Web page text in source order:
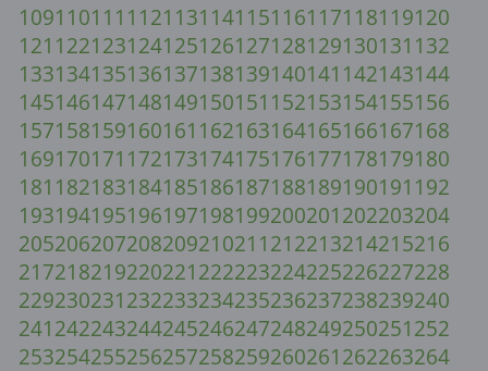
109110111 112113114115116117118119120
121 122123124125126127128129130131 132
133134135136137138139140141 142143144
145146147148149150151 152153154155156
157158159160161 162163164165166167168
169170171 172173174175176177178179180
181 182183184185186187188189190191 192
193194195196197198199200201202203204
205206207208209210211212213214215216
217218219220221222223224225226227228
229230231232233234235236237238239240
241242243244245246247248249250251252
253254255256257258259260261262263264